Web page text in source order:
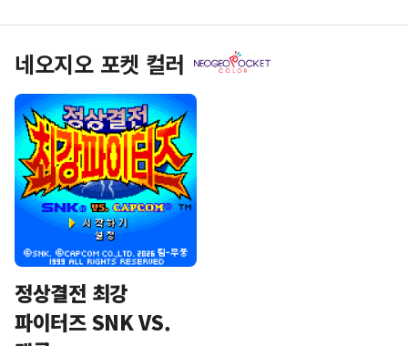
네오지오 포켓 컬러
정상결전 최강
파이터즈 SNK VS.